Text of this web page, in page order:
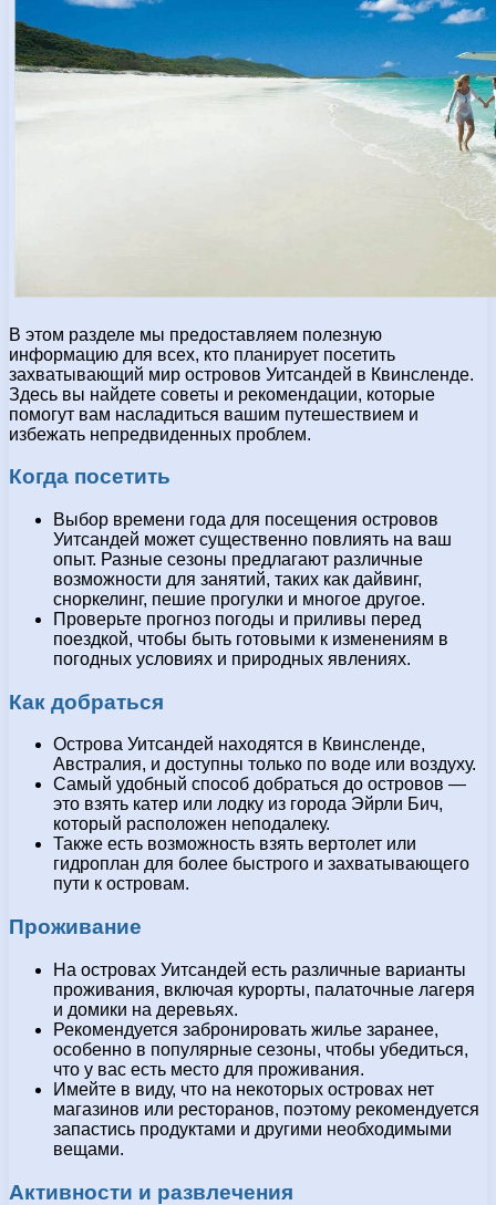
В этом разделе мы предоставляем полезную
информацию для всех, кто планирует посетить
захватывающий мир островов Уитсандей в Квинсленде.
Здесь вы найдете советы и рекомендации, которые
помогут вам насладиться вашим путешествием и
избежать непредвиденных проблем.
Когда посетить
Выбор времени года для посещения островов
Уитсандей может существенно повлиять на ваш
опыт. Разные сезоны предлагают различные
возможности для занятий, таких как дайвинг,
сноркелинг, пешие прогулки и многое другое.
Проверьте прогноз погоды и приливы перед
поездкой, чтобы быть готовыми к изменениям в
погодных условиях и природных явлениях.
Как добраться
Острова Уитсандей находятся в Квинсленде,
Австралия, и доступны только по воде или воздуху.
Самый удобный способ добраться до островов —
это взять катер или лодку из города Эйрли Бич,
который расположен неподалеку.
Также есть возможность взять вертолет или
гидроплан для более быстрого и захватывающего
пути к островам.
Проживание
На островах Уитсандей есть различные варианты
проживания, включая курорты, палаточные лагеря
и домики на деревьях.
Рекомендуется забронировать жилье заранее,
особенно в популярные сезоны, чтобы убедиться,
что у вас есть место для проживания.
Имейте в виду, что на некоторых островах нет
магазинов или ресторанов, поэтому рекомендуется
запастись продуктами и другими необходимыми
вещами.
Активности и развлечения